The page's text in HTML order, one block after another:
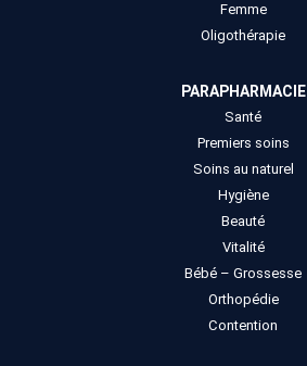
Femme
Oligothérapie
PARAPHARMACIE
Santé
Premiers soins
Soins au naturel
Hygiène
Beauté
Vitalité
Bébé – Grossesse
Orthopédie
Contention